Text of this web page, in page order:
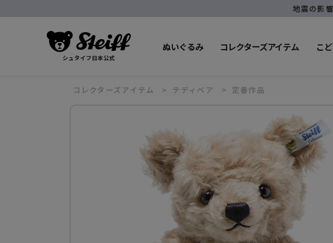
地震の影
シュタイフ日本公式
ぬいぐるみ コレクターズアイテム こ
コレクターズアイテム テディベア 定番作品